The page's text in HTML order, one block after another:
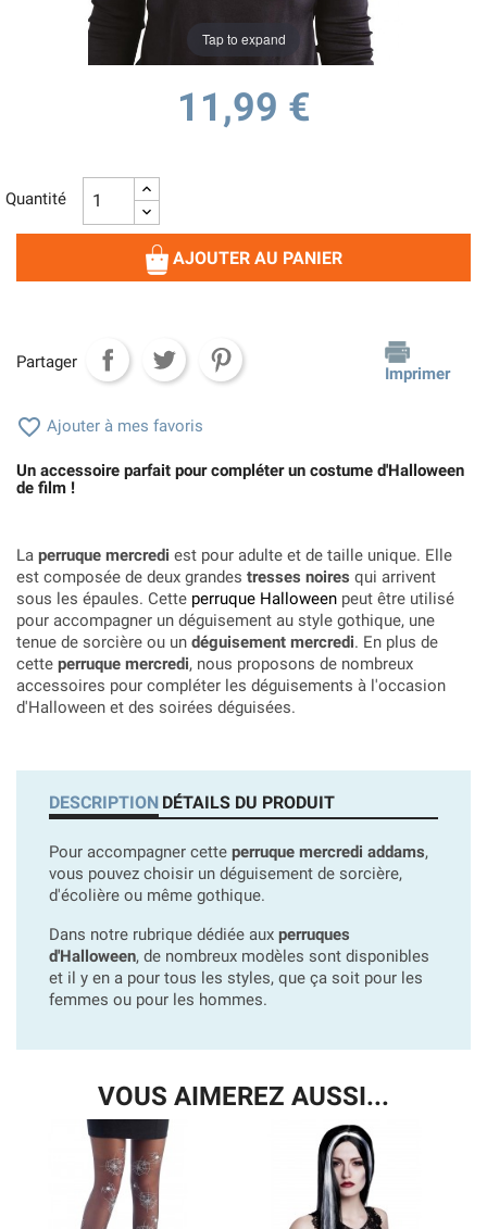
Tap to expand
11,99 €
Quantité
AJOUTER AU PANIER
Partager
Imprimer
 Ajouter à mes favoris
Un accessoire parfait pour compléter un costume d'Halloween
de film !
La perruque mercredi est pour adulte et de taille unique. Elle
est composée de deux grandes tresses noires qui arrivent
sous les épaules. Cette perruque Halloween peut être utilisé
pour accompagner un déguisement au style gothique, une
tenue de sorcière ou un déguisement mercredi. En plus de
cette perruque mercredi, nous proposons de nombreux
accessoires pour compléter les déguisements à l'occasion
d'Halloween et des soirées déguisées.
DESCRIPTION DÉTAILS DU PRODUIT
Pour accompagner cette perruque mercredi addams,
vous pouvez choisir un déguisement de sorcière,
d'écolière ou même gothique.
Dans notre rubrique dédiée aux perruques
d'Halloween, de nombreux modèles sont disponibles
et il y en a pour tous les styles, que ça soit pour les
femmes ou pour les hommes.
VOUS AIMEREZ AUSSI...